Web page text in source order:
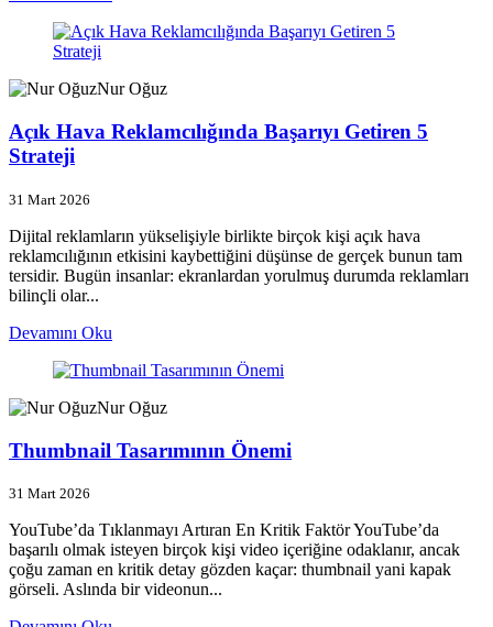
Nur Oğuz
Açık Hava Reklamcılığında Başarıyı Getiren 5
Strateji
31 Mart 2026
Dijital reklamların yükselişiyle birlikte birçok kişi açık hava
reklamcılığının etkisini kaybettiğini düşünse de gerçek bunun tam
tersidir. Bugün insanlar: ekranlardan yorulmuş durumda reklamları
bilinçli olar...
Devamını Oku
Nur Oğuz
Thumbnail Tasarımının Önemi
31 Mart 2026
YouTube’da Tıklanmayı Artıran En Kritik Faktör YouTube’da
başarılı olmak isteyen birçok kişi video içeriğine odaklanır, ancak
çoğu zaman en kritik detay gözden kaçar: thumbnail yani kapak
görseli. Aslında bir videonun...